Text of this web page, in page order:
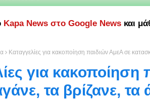
Kapa News στο Google News και
Καταγγελίες για κακοποίηση παιδιών ΑμεΑ σε
για
τα βρίζανε,